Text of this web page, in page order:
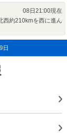
08日21:00現在
西約210kmを西に進ん
日